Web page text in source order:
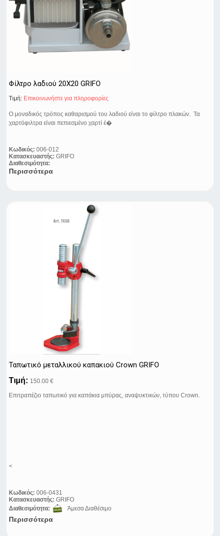
Φίλτρο λαδιού 20X20 GRIFO
Τιμή: Eπικοινωνήστε για πληροφορίες
Ο μοναδικός τρόπος καθαρισμού του λαδιού είναι το φίλτρο πλακών. Τα
χαρτόφιλτρα είναι πεπιεσμένο χαρτί έ�
Κωδικός: 006-012
Κατασκευαστής: GRIFO
Διαθεσιμότητα:
Περισσότερα
Ταπωτικό μεταλλικού καπακιού Crown GRIFO
Τιμή: 150.00 €
Επιτραπέζιο ταπωτικό για καπάκια μπύρας, αναψυκτικών, τύπου Crown.
<
Κωδικός: 006-0431
Κατασκευαστής: GRIFO
Διαθεσιμότητα:
Άμεσα Διαθέσιμο
Περισσότερα